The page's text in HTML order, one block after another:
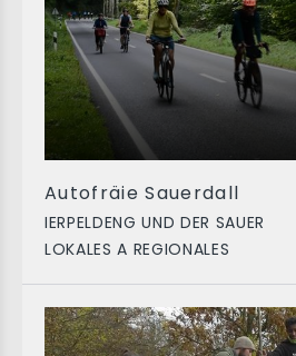
Autofräie Sauerdall
IERPELDENG UND DER SAUER
LOKALES A REGIONALES